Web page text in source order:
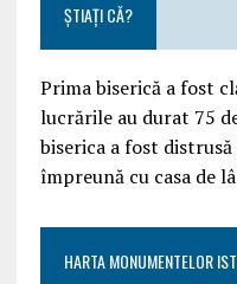
ȘTIAȚI CĂ?
Prima biserică a fost
lucrările au durat 75
biserica a fost
împreună cu casa de
HARTA MONUMENTELOR